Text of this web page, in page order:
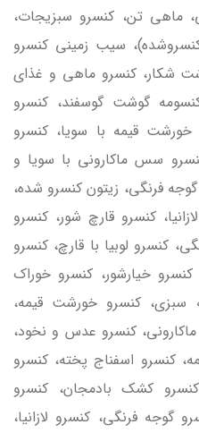
ماهی تن، کنسرو سبزیجات،
سیب زمینی کنسرو
شکار، کنسرو ماهی و غذای
گوشت گوسفند، کنسرو
قیمه با سویا، کنسرو
سس ماکارونی با سویا و
فرنگی، زیتون کنسرو شده،
کنسرو قارچ شور، کنسرو
کنسرو لوبیا با قارچ، کنسرو
خیارشور، کنسرو خوراک
سبزی، کنسرو خورشت قیمه،
کنسرو عدس و نخود،
کنسرو اسفناج پخته، کنسرو
کشک بادمجان، کنسرو
گوجه فرنگی، کنسرو لازانیا،